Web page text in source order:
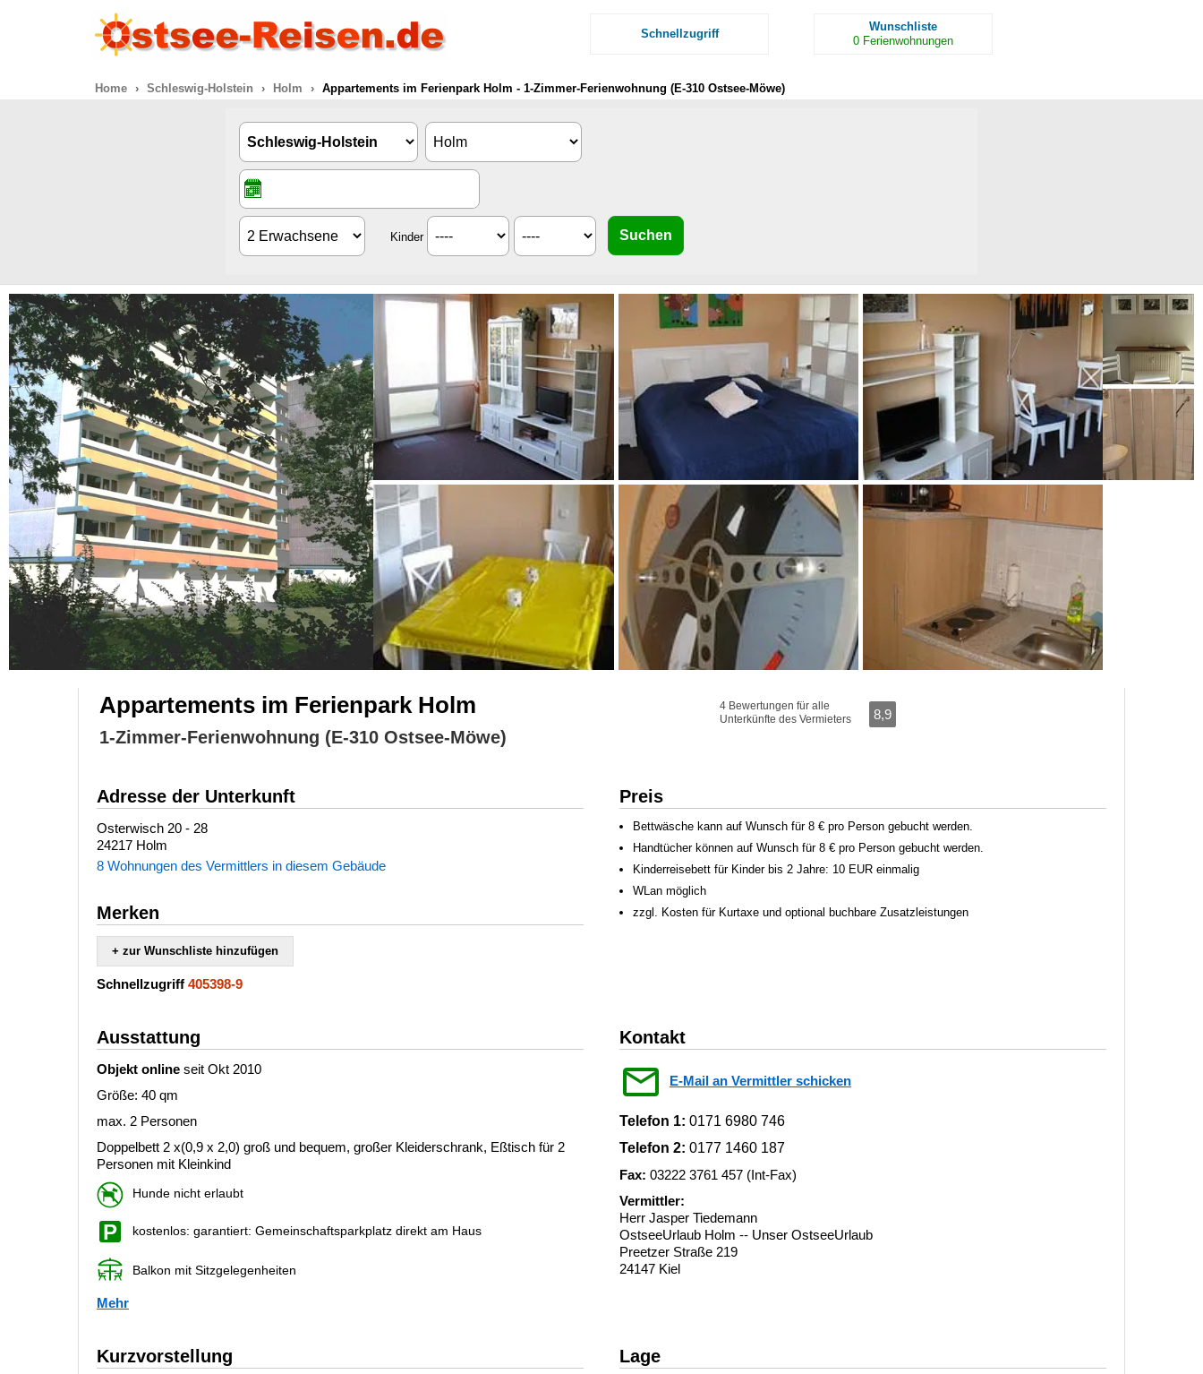
Schnellzugriff
Wunschliste
0 Ferienwohnungen
Home Schleswig-Holstein Holm Appartements im Ferienpark Holm - 1-Zimmer-Ferienwohnung (E-310 Ostsee-Möwe)
Kinder
Appartements im Ferienpark Holm
1-Zimmer-Ferienwohnung (E-310 Ostsee-Möwe)
4 Bewertungen für alle
Unterkünfte des Vermieters
8,9
Adresse der Unterkunft
Osterwisch 20 - 28
24217 Holm
8 Wohnungen des Vermittlers in diesem Gebäude
Merken
+ zur Wunschliste hinzufügen
Schnellzugriff 405398-9
Preis
Bettwäsche kann auf Wunsch für 8 € pro Person gebucht werden.
Handtücher können auf Wunsch für 8 € pro Person gebucht werden.
Kinderreisebett für Kinder bis 2 Jahre: 10 EUR einmalig
WLan möglich
zzgl. Kosten für Kurtaxe und optional buchbare Zusatzleistungen
Ausstattung
Objekt online seit Okt 2010
Größe: 40 qm
max. 2 Personen
Doppelbett 2 x(0,9 x 2,0) groß und bequem, großer Kleiderschrank, Eßtisch für 2
Personen mit Kleinkind
Hunde nicht erlaubt
kostenlos: garantiert: Gemeinschaftsparkplatz direkt am Haus
Balkon mit Sitzgelegenheiten
Mehr
Kontakt
E-Mail an Vermittler schicken
Telefon 1: 0171 6980 746
Telefon 2: 0177 1460 187
Fax: 03222 3761 457 (Int-Fax)
Vermittler:
Herr Jasper Tiedemann
OstseeUrlaub Holm -- Unser OstseeUrlaub
Preetzer Straße 219
24147 Kiel
Kurzvorstellung Lage